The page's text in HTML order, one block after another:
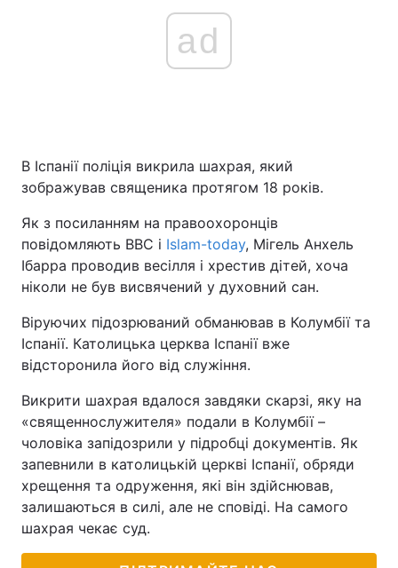
ad
В Іспанії поліція викрила шахрая, який
зображував священика протягом 18 років.
Як з посиланням на правоохоронців
повідомляють ВВС і Islam-today, Мігель Анхель
Ібарра проводив весілля і хрестив дітей, хоча
ніколи не був висвячений у духовний сан.
Віруючих підозрюваний обманював в Колумбії та
Іспанії. Католицька церква Іспанії вже
відсторонила його від служіння.
Викрити шахрая вдалося завдяки скарзі, яку на
«священнослужителя» подали в Колумбії –
чоловіка запідозрили у підробці документів. Як
запевнили в католицькій церкві Іспанії, обряди
хрещення та одруження, які він здійснював,
залишаються в силі, але не сповіді. На самого
шахрая чекає суд.